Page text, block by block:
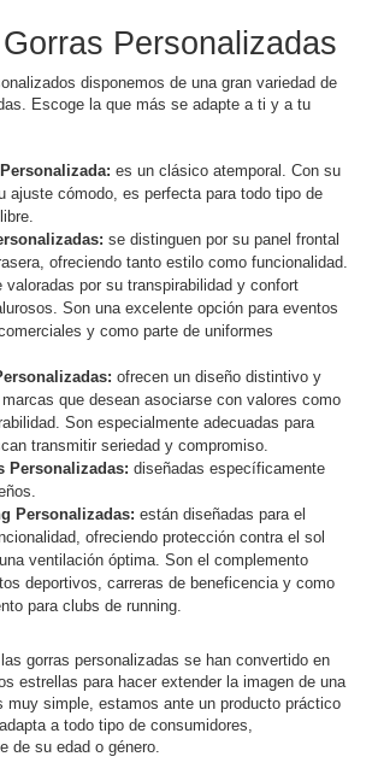
Personalizadas
disponemos de una gran variedad de
Escoge la que más se adapte a ti y a tu
es un clásico atemporal. Con su
ajuste cómodo, es perfecta para todo tipo de
se distinguen por su panel frontal
ofreciendo tanto estilo como funcionalidad.
valoradas por su transpirabilidad y confort
Son una excelente opción para eventos
y como parte de uniformes
ofrecen un diseño distintivo y
que desean asociarse con valores como
Son especialmente adecuadas para
transmitir seriedad y compromiso.
Personalizadas: diseñadas específicamente
Personalizadas: están diseñadas para el
ofreciendo protección contra el sol
ventilación óptima. Son el complemento
deportivos, carreras de beneficencia y como
para clubs de running.
gorras personalizadas se han convertido en
estrellas para hacer extender la imagen de una
muy simple, estamos ante un producto práctico
a todo tipo de consumidores,
de su edad o género.